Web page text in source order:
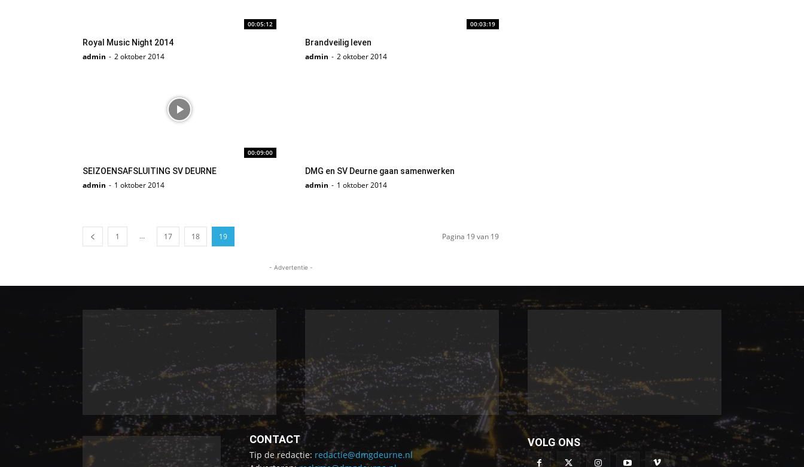
00:05:12
Royal Music Night 2014
admin - 2 oktober 2014
00:03:19
Brandveilig leven
admin - 2 oktober 2014
00:09:00
SEIZOENSAFSLUITING SV DEURNE
admin - 1 oktober 2014
DMG en SV Deurne gaan samenwerken
admin - 1 oktober 2014
1 ... 17 18 19 Pagina 19 van 19
- Advertentie -
CONTACT
Tip de redactie: redactie@dmgdeurne.nl
VOLG ONS